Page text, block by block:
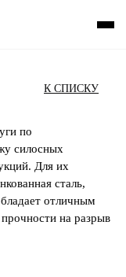
К СПИСКУ
по
силосных
Для их
сталь,
отличным
на разрыв